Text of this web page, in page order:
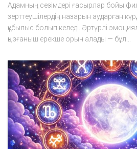
Адамның сезімдері ғасырлар бойы
зерттеушілердің назарын аударған
құбылыс болып келеді. Әртүрлі
қызғаныш ерекше орын алады — бұл...